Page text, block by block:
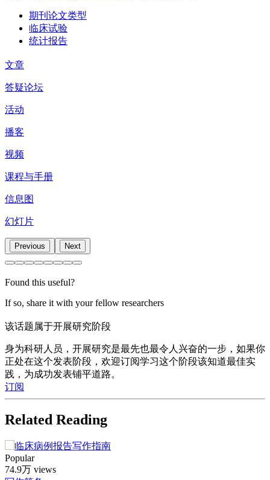
期刊论文类型
临床试验
统计报告
文章
答疑论坛
活动
播客
视频
课程与手册
信息图
幻灯片
Previous Next
Found this useful?
If so, share it with your fellow researchers
该话题属于开展研究阶段
身为科研人员，开展研究是最先也最令人兴奋的一步，如果你
正处在这个发表阶段，欢迎订阅学习这个阶段该知道最佳实
践，为成功发表铺平道路。
订阅
Related Reading
Popular
74.9万 views